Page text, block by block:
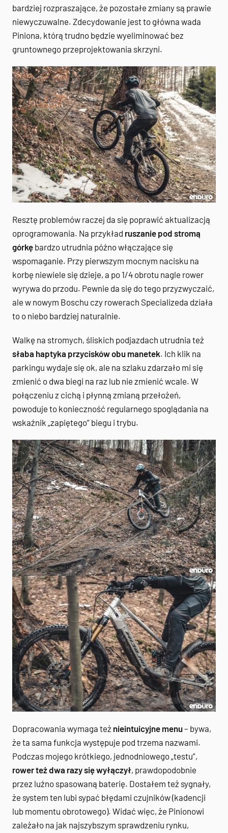
bardziej rozpraszające, że pozostałe zmiany są prawie
niewyczuwalne. Zdecydowanie jest to główna wada
Piniona, którą trudno będzie wyeliminować bez
gruntownego przeprojektowania skrzyni.
Resztę problemów raczej da się poprawić aktualizacją
oprogramowania. Na przykład ruszanie pod stromą
górkę bardzo utrudnia późno włączające się
wspomaganie. Przy pierwszym mocnym nacisku na
korbę niewiele się dzieje, a po 1/4 obrotu nagle rower
wyrywa do przodu. Pewnie da się do tego przyzwyczaić,
ale w nowym Boschu czy rowerach Specializeda działa
to o niebo bardziej naturalnie.
Walkę na stromych, śliskich podjazdach utrudnia też
słaba haptyka przycisków obu manetek. Ich klik na
parkingu wydaje się ok, ale na szlaku zdarzało mi się
zmienić o dwa biegi na raz lub nie zmienić wcale. W
połączeniu z cichą i płynną zmianą przełożeń,
powoduje to konieczność regularnego spoglądania na
wskaźnik „zapiętego” biegu i trybu.
Dopracowania wymaga też nieintuicyjne menu– bywa,
że ta sama funkcja występuje pod trzema nazwami.
Podczas mojego krótkiego, jednodniowego „testu”,
rower też dwa razy się wyłączył, prawdopodobnie
przez luźno spasowaną baterię. Dostałem też sygnały,
że system ten lubi sypać błędami czujników (kadencji
lub momentu obrotowego). Widać więc, że Pinionowi
zależało na jak najszybszym sprawdzeniu rynku,